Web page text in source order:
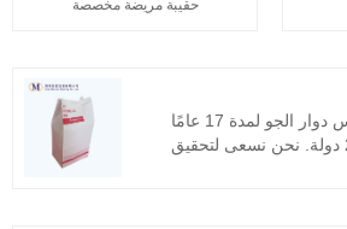
حقيبة مريضة مخصصة
نحن خبراء في إنتاج أكياس دوار الجو لمدة 17 عامًا
ونصدرها إلى أكثر من 20 دولة. نحن نسعى لتحقيق